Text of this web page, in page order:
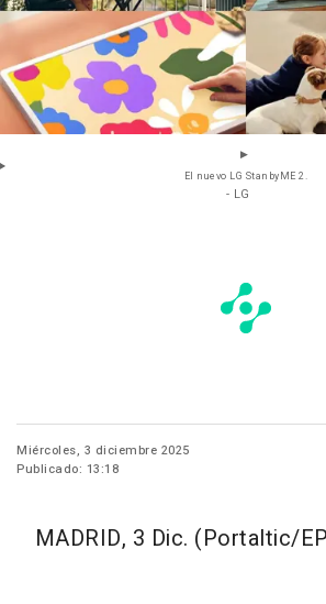
El nuevo LG StanbyME 2.
- LG
Miércoles, 3 diciembre 2025
Publicado: 13:18
MADRID, 3 Dic. (Portaltic/